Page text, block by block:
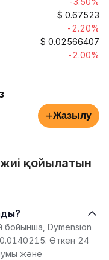
$ 0.67523
-2.20%
$ 0.02566407
-2.00%
+Жазылу
қойылатын
Dymension
Өткен 24
және